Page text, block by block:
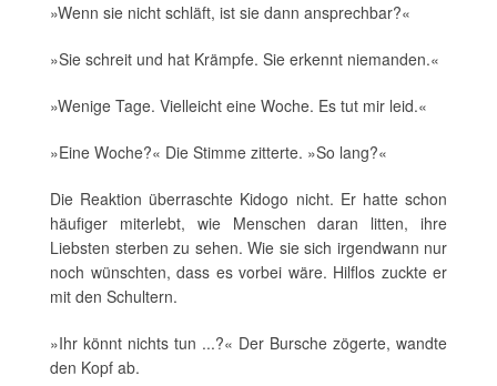
»Wenn sie nicht schläft, ist sie dann ansprechbar?«
»Sie schreit und hat Krämpfe. Sie erkennt niemanden.«
»Wenige Tage. Vielleicht eine Woche. Es tut mir leid.«
»Eine Woche?« Die Stimme zitterte. »So lang?«
Die Reaktion überraschte Kidogo nicht. Er hatte schon
häufiger miterlebt, wie Menschen daran litten, ihre
Liebsten sterben zu sehen. Wie sie sich irgendwann nur
noch wünschten, dass es vorbei wäre. Hilflos zuckte er
mit den Schultern.
»Ihr könnt nichts tun ...?« Der Bursche zögerte, wandte
den Kopf ab.